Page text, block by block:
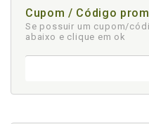
Cupom / Código
Se possuir um cupom/
abaixo e clique em ok